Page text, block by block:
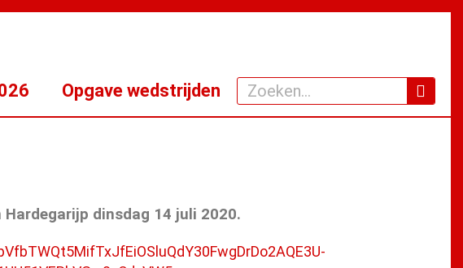
Opgave wedstrijden Zoeken
Hardegarijp dinsdag 14 juli 2020.